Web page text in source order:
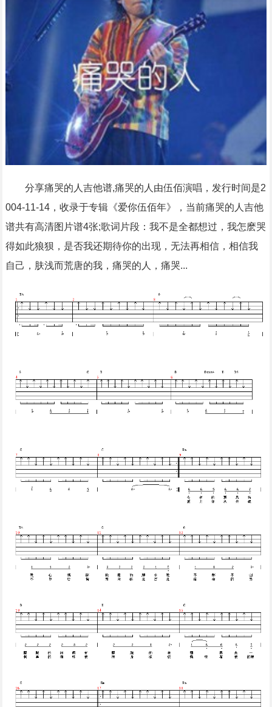
分享痛哭的人吉他谱,痛哭的人由伍佰演唱，发行时间是2
004-11-14，收录于专辑《爱你伍佰年》，当前痛哭的人吉他
谱共有高清图片谱4张;歌词片段：我不是全都想过，我怎麽哭
得如此狼狈，是否我还期待你的出现，无法再相信，相信我
自己，肤浅而荒唐的我，痛哭的人，痛哭...